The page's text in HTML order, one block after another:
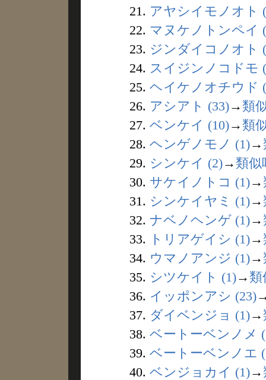
21. アヤシイモノオト
22. マヌケノトンペイ
23. ジンダイコノオト
24. スイジンノコドモ
25. ヘイケノオチウド
26. アシアト (33)→ 類
27. ベンケイ (10)→ 類
28. ヘンゲノモノ (1)→
29. シンケイ (2)→ 類似
30. サケイノトコ (1)→
31. シンケイヤミ (1)→
32. ナベノヘンゲ (1)→
33.
トリアゲイシ (1)→
34. ウマノアンジ (1)→
35. シツケイト (1)→ 類
36. イッポンアシ (23)
37. ダイベンジョ (1)→
38. ベートーベンノメ
39. ベートーベンノエ
40. ベンジョカイ (1)→